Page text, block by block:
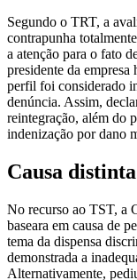
Segundo o TRT, a
contrapunha
a atenção para o fato
presidente da empresa
perfil foi considerado
denúncia. Assim,
reintegração, além do
indenização por dano
Causa distinta
No recurso ao TST, a
baseara em causa de
tema da dispensa
demonstrada a
Alternativamente,